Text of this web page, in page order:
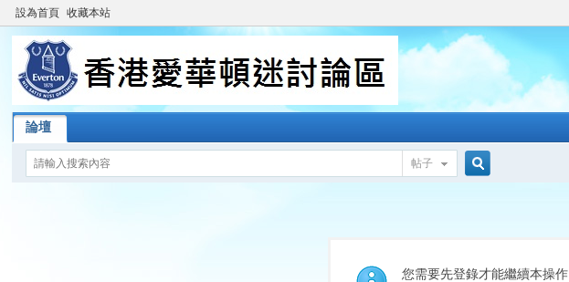
設為首頁 收藏本站
論壇
帖子
索
您需要先登錄才能繼續本操作